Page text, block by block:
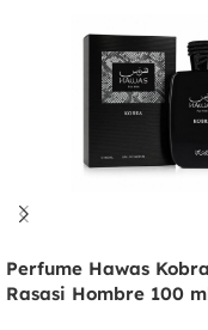
Perfume Hawas Kobra
Rasasi Hombre 100